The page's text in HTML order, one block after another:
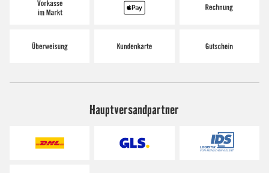
Hauptversandpartner